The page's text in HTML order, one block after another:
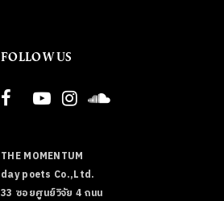
FOLLOW US
THE MOMENTUM
day poets Co.,Ltd.
33 ซอยศูนย์วิจัย 4 ถนน